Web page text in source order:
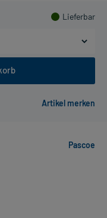
Lieferbar
Pascoe